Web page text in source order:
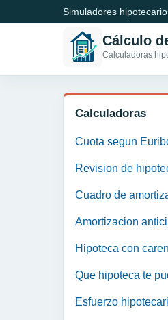
Simuladores
Cálculo
Calculadoras
Calculadoras
Cuota segun
Revision de
Cuadro de
Amortizacion
Hipoteca con
Que hipoteca te
Esfuerzo